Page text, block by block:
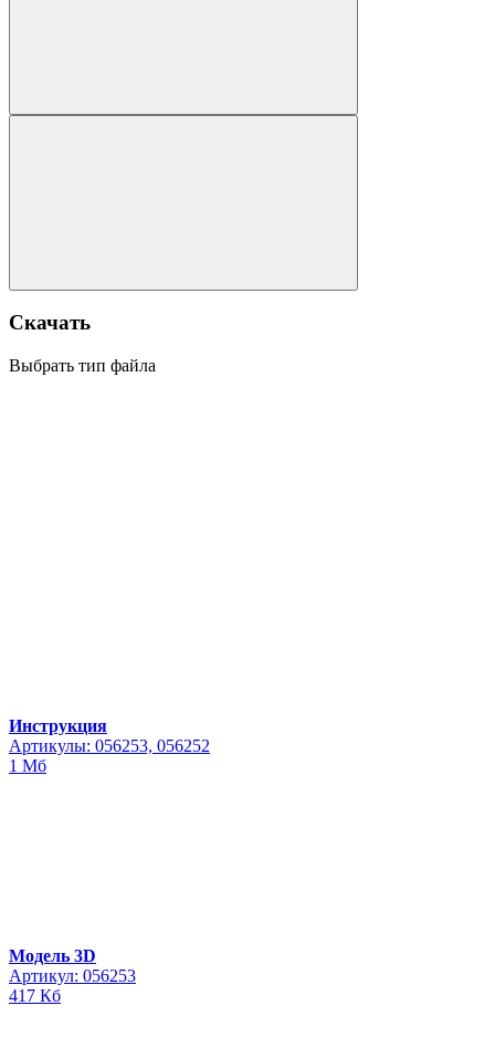
Скачать
Выбрать тип файла
Инструкция
Артикулы: 056253, 056252
1 Мб
Модель 3D
Артикул: 056253
417 Кб